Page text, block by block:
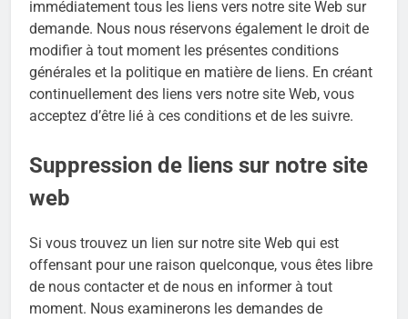
immédiatement tous les liens vers notre site Web sur
demande. Nous nous réservons également le droit de
modifier à tout moment les présentes conditions
générales et la politique en matière de liens. En créant
continuellement des liens vers notre site Web, vous
acceptez d’être lié à ces conditions et de les suivre.
Suppression de liens sur notre site
web
Si vous trouvez un lien sur notre site Web qui est
offensant pour une raison quelconque, vous êtes libre
de nous contacter et de nous en informer à tout
moment. Nous examinerons les demandes de